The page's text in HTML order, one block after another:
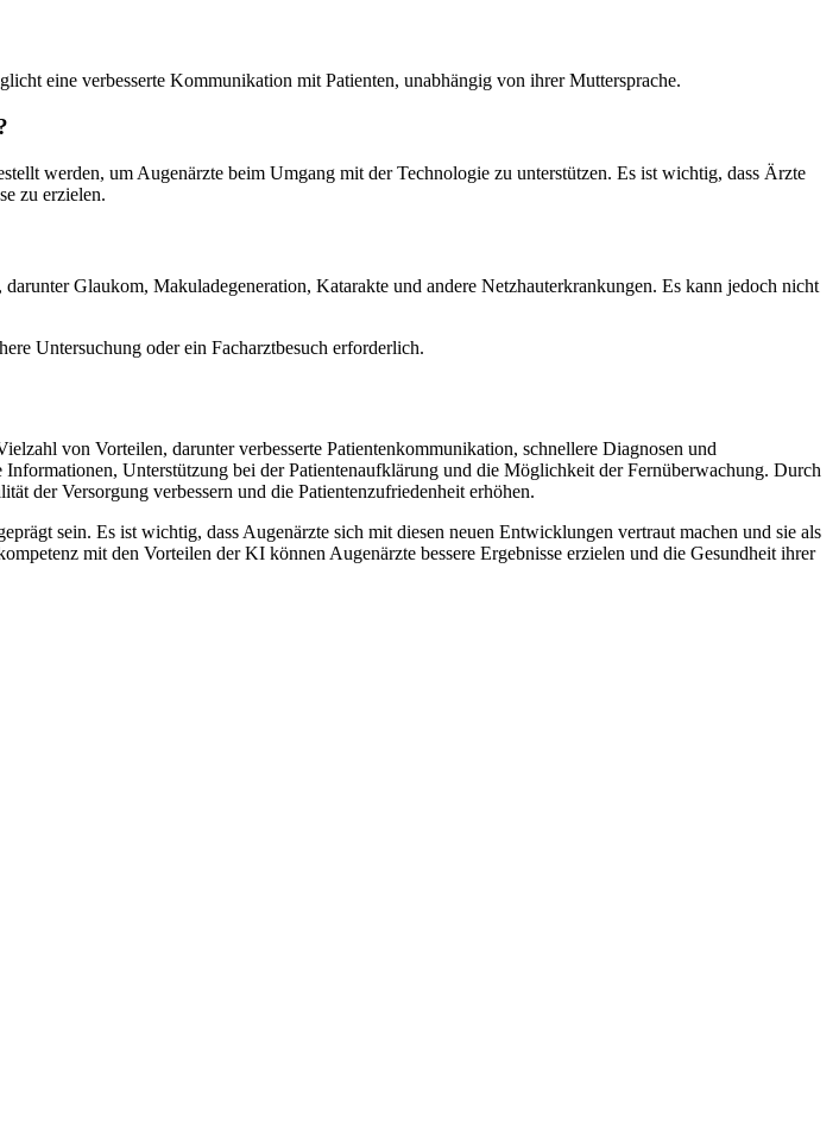
eine verbesserte Kommunikation mit Patienten, unabhängig von ihrer Muttersprache.
werden, um Augenärzte beim Umgang mit der Technologie zu unterstützen. Es ist wichtig, dass Ärzte
zu erzielen.
Glaukom, Makuladegeneration, Katarakte und andere Netzhauterkrankungen. Es kann jedoch nicht
Untersuchung oder ein Facharztbesuch erforderlich.
von Vorteilen, darunter verbesserte Patientenkommunikation, schnellere Diagnosen und
Unterstützung bei der Patientenaufklärung und die Möglichkeit der Fernüberwachung. Durch
der Versorgung verbessern und die Patientenzufriedenheit erhöhen.
sein. Es ist wichtig, dass Augenärzte sich mit diesen neuen Entwicklungen vertraut machen und sie als
mit den Vorteilen der KI können Augenärzte bessere Ergebnisse erzielen und die Gesundheit ihrer